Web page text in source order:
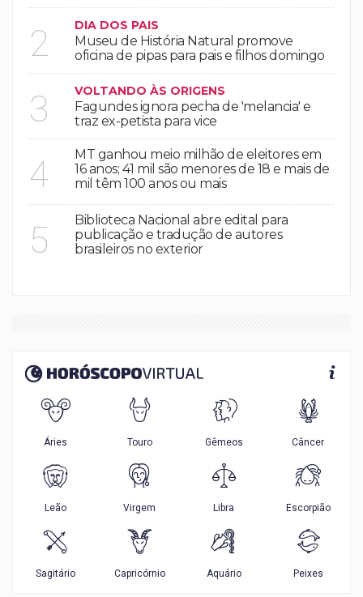
2 DIA DOS PAIS
Museu de História Natural promove
oficina de pipas para pais e filhos domingo
3 VOLTANDO ÀS ORIGENS
Fagundes ignora pecha de 'melancia' e
traz ex-petista para vice
4
MT ganhou meio milhão de eleitores em
16 anos; 41 mil são menores de 18 e mais de
mil têm 100 anos ou mais
5
Biblioteca Nacional abre edital para
publicação e tradução de autores
brasileiros no exterior